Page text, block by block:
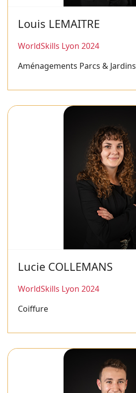
Louis LEMAITRE
WorldSkills Lyon 2024
Aménagements Parcs & Jardins
Lucie COLLEMANS
WorldSkills Lyon 2024
Coiffure